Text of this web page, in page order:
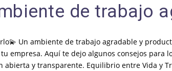
de trabajo
Un ambiente de trabajo agradable y
empresa. Aquí te dejo algunos consejos para
abierta y transparente. Equilibrio entre Vida y